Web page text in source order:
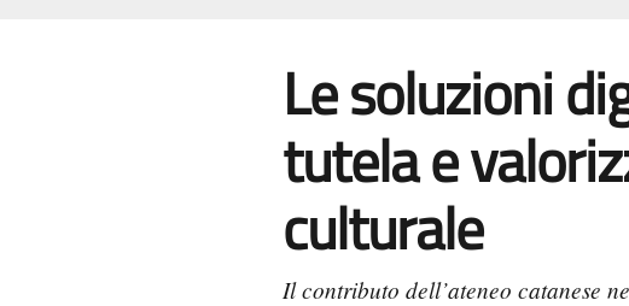
Le soluzioni
tutela e
culturale
Il contributo dell’ateneo catanese